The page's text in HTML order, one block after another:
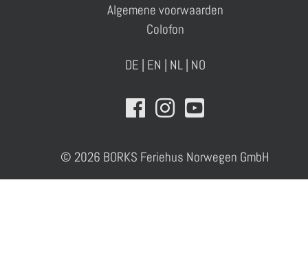
Algemene voorwaarden
Colofon
DE | EN | NL| NO
© 2026 BORKS Feriehus Norwegen GmbH